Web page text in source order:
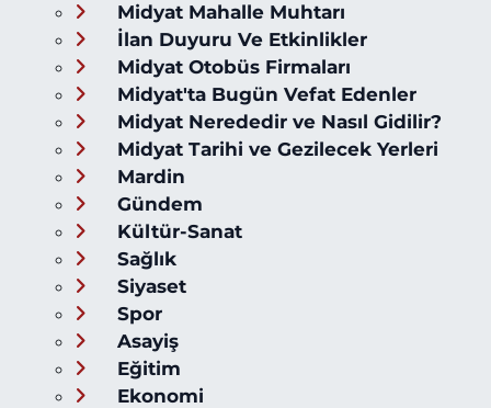
Midyat Mahalle Muhtarı
İlan Duyuru Ve Etkinlikler
Midyat Otobüs Firmaları
Midyat'ta Bugün Vefat Edenler
Midyat Nerededir ve Nasıl Gidilir?
Midyat Tarihi ve Gezilecek Yerleri
Mardin
Gündem
Kültür-Sanat
Sağlık
Siyaset
Spor
Asayiş
Eğitim
Ekonomi